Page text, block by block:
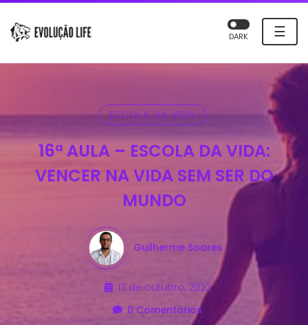
☰
DARK
ESCOLA DA VIDA
16ª AULA – ESCOLA DA VIDA:
VENCER NA VIDA SEM SER DO
MUNDO
Guilherme Soares
13 de outubro, 2022
0 Comentários